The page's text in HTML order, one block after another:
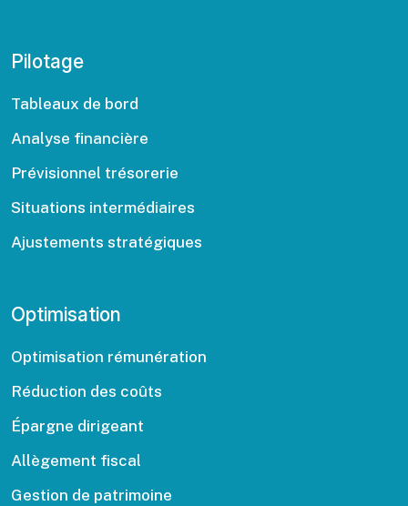
Pilotage
Tableaux de bord
Analyse financière
Prévisionnel trésorerie
Situations intermédiaires
Ajustements stratégiques
Optimisation
Optimisation rémunération
Réduction des coûts
Épargne dirigeant
Allègement fiscal
Gestion de patrimoine